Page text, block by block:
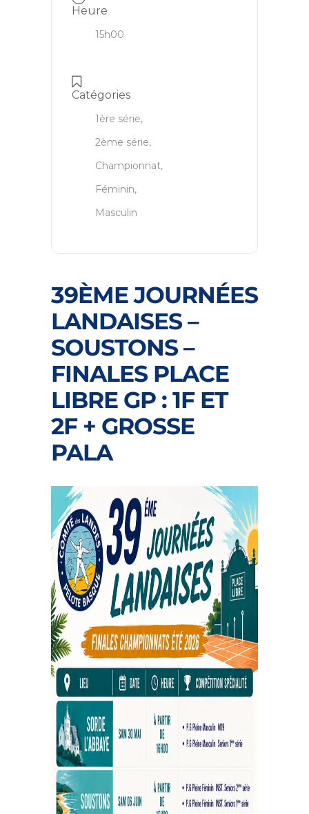
Heure
15h00
Catégories
1ère série,
2ème série,
Championnat,
Féminin,
Masculin
39ÈME JOURNÉES
LANDAISES –
SOUSTONS –
FINALES PLACE
LIBRE GP : 1F ET
2F + GROSSE
PALA